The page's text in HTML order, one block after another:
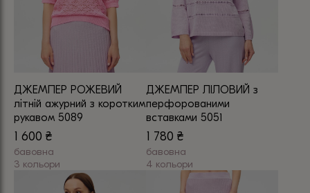
можна
вибрати
сторінці
можна
сторінці
ДЖЕМПЕР РОЖЕВИЙ
літній ажурний з коротким
рукавом 5089
1 600 ₴
бавовна
3 кольори
ДЖЕМПЕР ЛІЛОВИЙ з
перфорованими
вставками 5051
1 780 ₴
бавовна
4 кольори